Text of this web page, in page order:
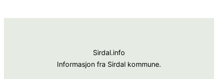
Sirdal.info
Informasjon fra Sirdal kommune.